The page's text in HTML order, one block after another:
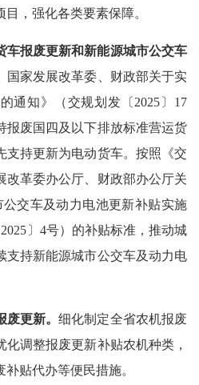
，强化各类要素保障。
车报废更新和新能源城市公交车
国家发展改革委、财政部关于实
通知》（交规划发〔2025〕17
报废国四及以下排放标准营运货
支持更新为电动货车。按照《交
改革委办公厅、财政部办公厅关
公交车及动力电池更新补贴实施
〕4号）的补贴标准，推动城
支持新能源城市公交车及动力电
废更新。细化制定全省农机报废
调整报废更新补贴农机种类，
贴代办等便民措施。